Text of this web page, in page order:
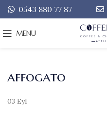
0543 880 77 87
MENU
affogato
03 Eyl